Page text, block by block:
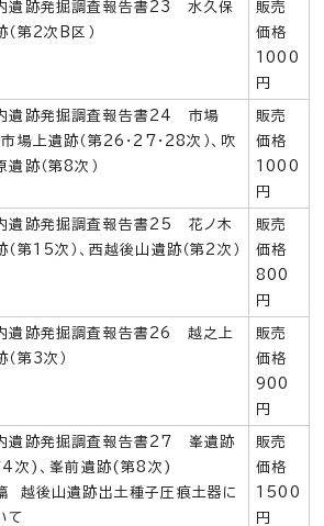
遺跡発掘調査報告書23 水久保
（第2次B区）
販売
価格
1000
円
遺跡発掘調査報告書24 市場
市場上遺跡（第26・27・28次）、吹
遺跡（第8次）
販売
価格
1000
円
遺跡発掘調査報告書25 花ノ木
（第15次）、西越後山遺跡（第2次）
販売
価格
800
円
遺跡発掘調査報告書26 越之上
（第3次）
販売
価格
900
円
遺跡発掘調査報告書27 峯遺跡
4次)、峯前遺跡(第8次)
越後山遺跡出土種子圧痕土器に
て
販売
価格
1500
円